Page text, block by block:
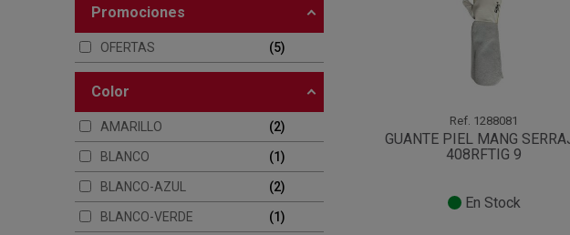
promociones
OFERTAS 5
color
AMARILLO 2
BLANCO 1
BLANCO-AZUL 2
BLANCO-VERDE 1
Ref. 1288081
GUANTE PIEL MANG
408RFTIG 9
En Stock